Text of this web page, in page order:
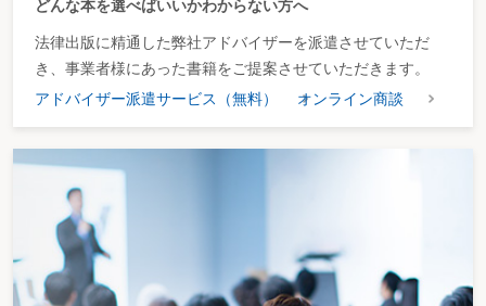
どんな本を選べばいいかわからない方へ
法律出版に精通した弊社アドバイザーを派遣させていただ
き、事業者様にあった書籍をご提案させていただきます。
アドバイザー派遣サービス（無料）
オンライン商談